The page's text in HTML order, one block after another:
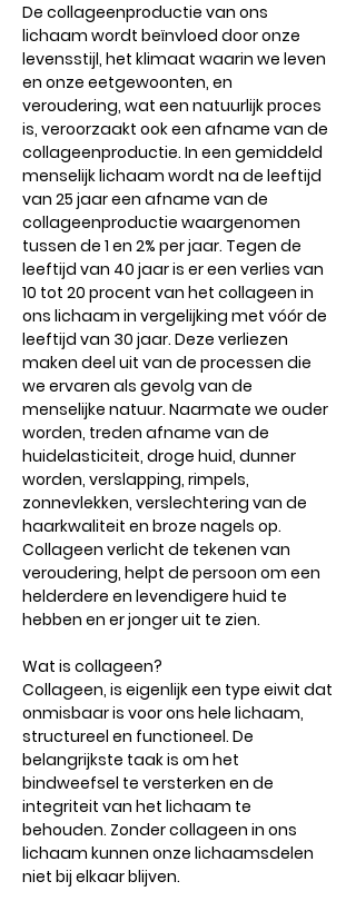
De collageenproductie van ons
lichaam wordt beïnvloed door onze
levensstijl, het klimaat waarin we leven
en onze eetgewoonten, en
veroudering, wat een natuurlijk proces
is, veroorzaakt ook een afname van de
collageenproductie. In een gemiddeld
menselijk lichaam wordt na de leeftijd
van 25 jaar een afname van de
collageenproductie waargenomen
tussen de 1 en 2% per jaar. Tegen de
leeftijd van 40 jaar is er een verlies van
10 tot 20 procent van het collageen in
ons lichaam in vergelijking met vóór de
leeftijd van 30 jaar. Deze verliezen
maken deel uit van de processen die
we ervaren als gevolg van de
menselijke natuur. Naarmate we ouder
worden, treden afname van de
huidelasticiteit, droge huid, dunner
worden, verslapping, rimpels,
zonnevlekken, verslechtering van de
haarkwaliteit en broze nagels op.
Collageen verlicht de tekenen van
veroudering, helpt de persoon om een ​​
helderdere en levendigere huid te
hebben en er jonger uit te zien.
Wat is collageen?
Collageen, is eigenlijk een type eiwit dat
onmisbaar is voor ons hele lichaam,
structureel en functioneel. De
belangrijkste taak is om het
bindweefsel te versterken en de
integriteit van het lichaam te
behouden. Zonder collageen in ons
lichaam kunnen onze lichaamsdelen
niet bij elkaar blijven.